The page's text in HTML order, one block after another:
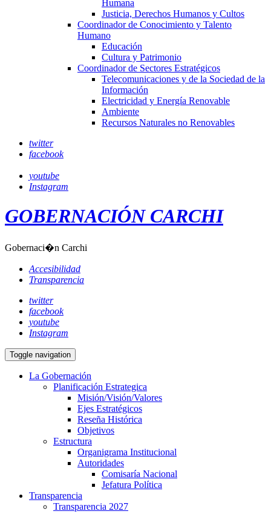
Humana
Justicia, Derechos Humanos y Cultos
Coordinador de Conocimiento y Talento
Humano
Educación
Cultura y Patrimonio
Coordinador de Sectores Estratégicos
Telecomunicaciones y de la Sociedad de la
Información
Electricidad y Energía Renovable
Ambiente
Recursos Naturales no Renovables
twitter
facebook
youtube
Instagram
GOBERNACIÓN CARCHI
Gobernaci�n Carchi
Accesibilidad
Transparencia
twitter
facebook
youtube
Instagram
Toggle navigation
La Gobernación
Planificación Estrategica
Misión/Visión/Valores
Ejes Estratégicos
Reseña Histórica
Objetivos
Estructura
Organigrama Institucional
Autoridades
Comisaría Nacional
Jefatura Política
Transparencia
Transparencia 2027